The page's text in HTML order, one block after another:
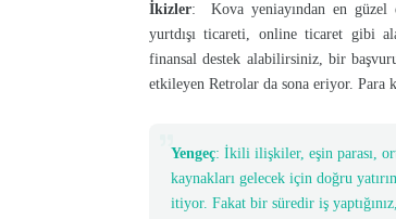
İkizler: Kova yeniayından en güzel
yurtdışı ticareti, online ticaret gibi
finansal destek alabilirsiniz, bir
etkileyen Retrolar da sona eriyor. Para
Yengeç: İkili ilişkiler, eşin parası,
kaynakları gelecek için doğru
itiyor. Fakat bir süredir iş